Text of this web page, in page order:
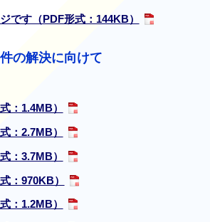
です（PDF形式：144KB）
の解決に向けて
：1.4MB）
：2.7MB）
：3.7MB）
：970KB）
：1.2MB）